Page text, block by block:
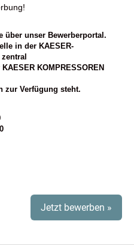
über unser Bewerberportal.
in der KAESER-
KOMPRESSOREN
zur Verfügung steht.
Jetzt bewerben »